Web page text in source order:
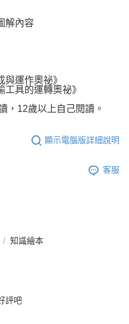
內容
運作奧祕》
具的運轉奧祕》
12歲以上自己閱讀。
顯示電腦版詳細說明
客服
知識繪本
評吧